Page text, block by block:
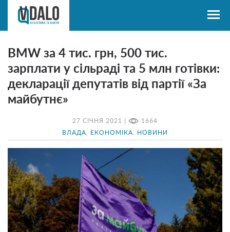
27 СІЧНЯ 2021 | 1664
ВЛАДА ЕКОНОМІКА НОВИНИ
BMW за 4 тис. грн, 500 тис.
зарплати у сільраді та 5 млн готівки:
декларації депутатів від партії «За
майбутнє»